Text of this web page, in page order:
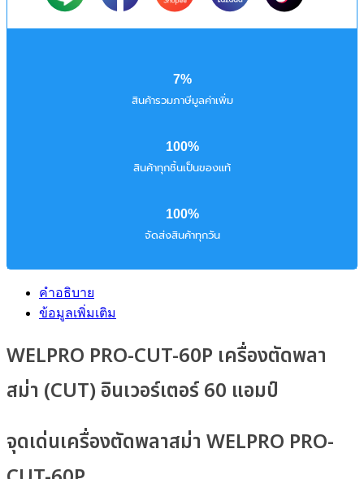
7%
สินค้ารวมภาษีมูลค่าเพิ่ม
100%
สินค้าทุกชิ้นเป็นของแท้
100%
จัดส่งสินค้าทุกวัน
คำอธิบาย
ข้อมูลเพิ่มเติม
WELPRO PRO-CUT-60P เครื่องตัดพลา
สม่า (CUT) อินเวอร์เตอร์ 60 แอมป์
จุดเด่นเครื่องตัดพลาสม่า WELPRO PRO-